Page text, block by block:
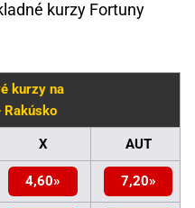
kurzy Fortuny
kurzy na
X AUT
4,60 7,20